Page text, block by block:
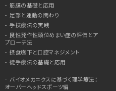
筋膜の基礎と応用
足部と運動の関わり
手技療法の実践
良性発作性頭位めまい症の評価とア
プローチ法
摂食嚥下と口腔マネジメント
徒手療法の基礎と応用
バイオメカニクスに基づく理学療法：
オーバーヘッドスポーツ編